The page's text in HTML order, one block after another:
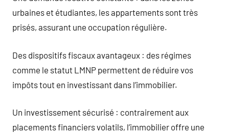
urbaines et étudiantes, les appartements sont très
prisés, assurant une occupation régulière.
Des dispositifs fiscaux avantageux : des régimes
comme le statut LMNP permettent de réduire vos
impôts tout en investissant dans l’immobilier.
Un investissement sécurisé : contrairement aux
placements financiers volatils, l’immobilier offre une